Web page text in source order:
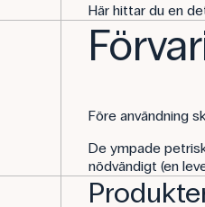
Här hittar du en
Före användning
De ympade
nödvändigt (en